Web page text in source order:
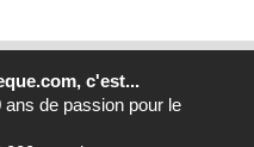
c'est...
ans de passion pour le